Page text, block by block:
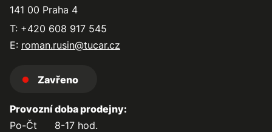
141 00 Praha 4
T: +420 608 917 545
E: roman.rusin@tucar.cz
Zavřeno
Provozní doba prodejny:
Po-Čt
8-17 hod.